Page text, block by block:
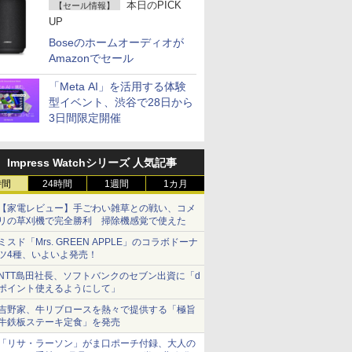
【セール情報】
本日のPICK
UP
Boseのホームオーディオが
Amazonでセール
「Meta AI」を活用する体験
型イベント、渋谷で28日から
3日間限定開催
Impress Watchシリーズ 人気記事
24時間 1週間 1カ月
家電レビュー】手ごわい雑草との戦い、コメ
の草刈機で完全勝利 掃除機感覚で使えた
スド「Mrs. GREEN APPLE」のコラボドーナ
4種、いよいよ発売！
島田社長、ソフトバンクのセブン出資に「d
イント使えるようにして」
野家、牛リブロースを熱々で提供する「極旨
鉄板ステーキ定食」を発売
リサ・ラーソン」がま口ポーチ付録、大人の